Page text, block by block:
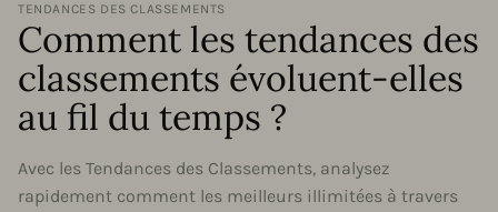
TENDANCES DES CLASSEMENTS
Comment les tendances des
classements évoluent-elles
au fil du temps ?
Avec les Tendances des Classements, analysez
rapidement comment les meilleurs illimitées à travers